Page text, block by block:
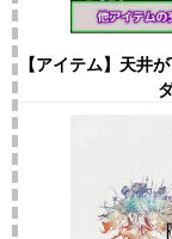
【アイテム】天井